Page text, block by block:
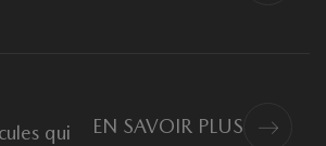
qui
EN SAVOIR PLUS